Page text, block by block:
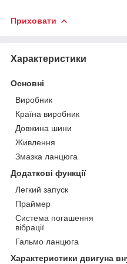
Приховати
Характеристики
Основні
Виробник
Країна виробник
Довжина шини
Живлення
Змазка ланцюга
Додаткові функції
Легкий запуск
Праймер
Система погашення
вібрації
Гальмо ланцюга
Характеристики двигуна